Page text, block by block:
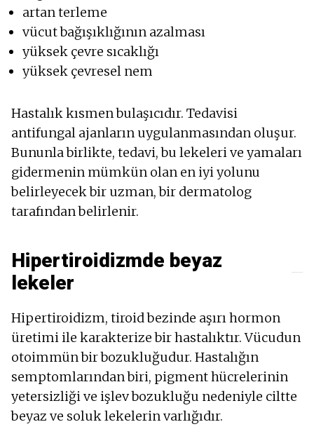
artan terleme
vücut bağışıklığının azalması
yüksek çevre sıcaklığı
yüksek çevresel nem
Hastalık kısmen bulaşıcıdır. Tedavisi
antifungal ajanların uygulanmasından oluşur.
Bununla birlikte, tedavi, bu lekeleri ve yamaları
gidermenin mümkün olan en iyi yolunu
belirleyecek bir uzman, bir dermatolog
tarafından belirlenir.
Hipertiroidizmde beyaz
lekeler
Hipertiroidizm, tiroid bezinde aşırı hormon
üretimi ile karakterize bir hastalıktır. Vücudun
otoimmün bir bozukluğudur. Hastalığın
semptomlarından biri, pigment hücrelerinin
yetersizliği ve işlev bozukluğu nedeniyle ciltte
beyaz ve soluk lekelerin varlığıdır.